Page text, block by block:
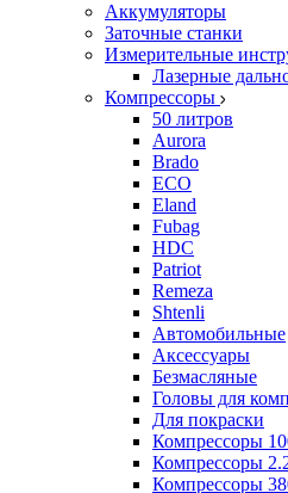
Аккумуляторы
Заточные станки
Измерительные
Лазерные
Компрессоры
50 литров
Aurora
Brado
ECO
Eland
Fubag
HDC
Patriot
Remeza
Shtenli
Автомобильные
Аксессуары
Безмасляные
Головы для
Для покраски
Компрессоры
Компрессоры
Компрессоры